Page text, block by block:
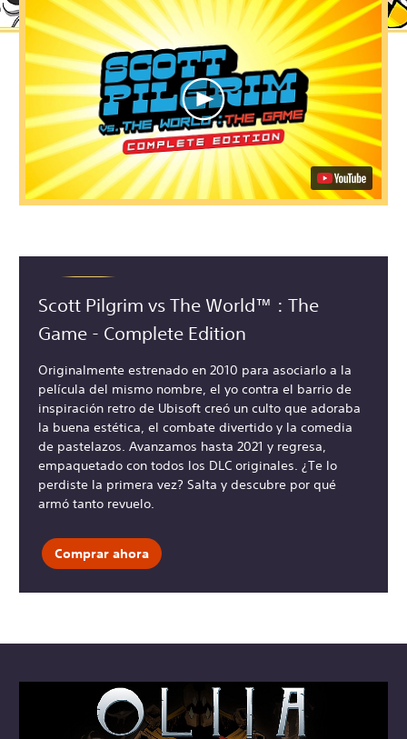
Scott Pilgrim vs The World™ : The
Game - Complete Edition
Originalmente estrenado en 2010 para asociarlo a la
película del mismo nombre, el yo contra el barrio de
inspiración retro de Ubisoft creó un culto que adoraba
la buena estética, el combate divertido y la comedia
de pastelazos. Avanzamos hasta 2021 y regresa,
empaquetado con todos los DLC originales. ¿Te lo
perdiste la primera vez? Salta y descubre por qué
armó tanto revuelo.
Comprar ahora